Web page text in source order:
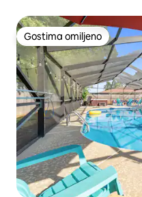
Gostima omiljeno
Gostima omiljeno